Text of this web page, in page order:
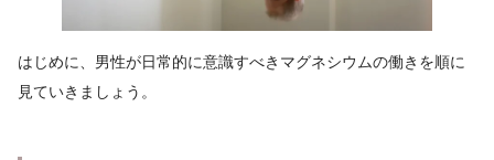
はじめに、男性が日常的に意識すべきマグネシウムの働きを順に
見ていきましょう。